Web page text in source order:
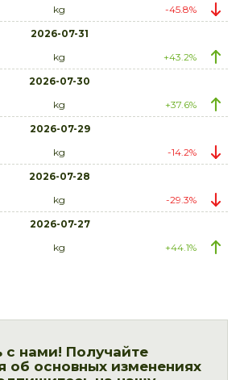
kg
-45.8%
2026-07-31
kg
+43.2%
2026-07-30
kg
+37.6%
2026-07-29
kg
-14.2%
2026-07-28
kg
-29.3%
2026-07-27
kg +44.1%
с нами! Получайте
об основных изменениях